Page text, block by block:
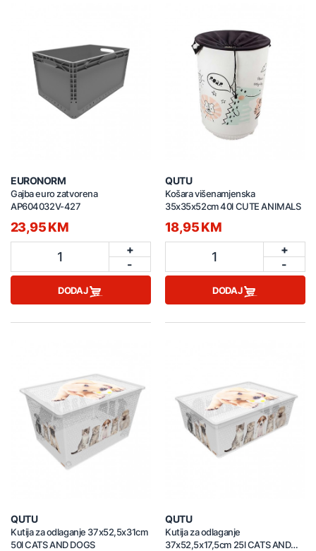
EURONORM
Gajba euro zatvorena
AP604032V-427
23,95 KM
1
+
-
DODAJ
QUTU
Košara višenamjenska
35x35x52cm 40l CUTE ANIMALS
18,95 KM
1
+
-
DODAJ
QUTU
Kutija za odlaganje 37x52,5x31cm
50l CATS AND DOGS
QUTU
Kutija za odlaganje
37x52,5x17,5cm 25l CATS AND